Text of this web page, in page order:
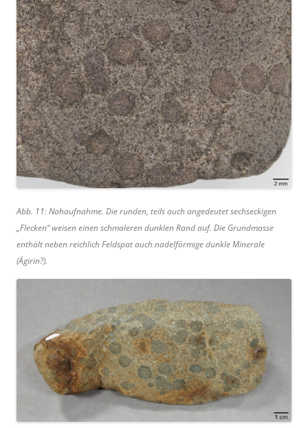
Abb. 11: Nahaufnahme. Die runden, teils auch angedeutet sechseckigen
„Flecken“ weisen einen schmaleren dunklen Rand auf. Die Grundmasse
enthält neben reichlich Feldspat auch nadelförmige dunkle Minerale
(Ägirin?).